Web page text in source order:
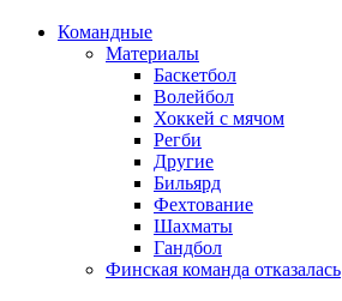
Командные
Материалы
Баскетбол
Волейбол
Хоккей с мячом
Регби
Другие
Бильярд
Фехтование
Шахматы
Гандбол
Финская команда отказалась